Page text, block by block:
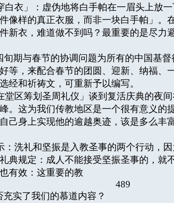
衣」：虚伪地将白手帕在一眉头上放
像样的真正衣服，而非一块白手帕」。
新衣，难道做不到吗？最重要的是尽力
期与春节的协调问题为所有的中国基
等，来配合春节的团圆、迎新、纳福、
经和祈祷文，可重新予以编写。
区筹划圣周礼仪」谈到复活庆典的夜
。这为我们传教地区是一个很有意义的
己身上实现他的逾越奥迹，该是多么丰
洗礼和坚振是入教圣事的两个行动，
典规定：成人不能接受坚振圣事的，就
有效：这重要的教
489
实了我们的慕道内容？